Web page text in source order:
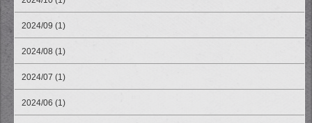
2024/09 (1)
2024/08 (1)
2024/07 (1)
2024/06 (1)